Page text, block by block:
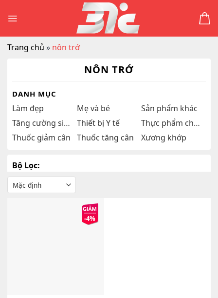
Trang chủ » nôn trớ
NÔN TRỚ
DANH MỤC
Làm đẹp Mẹ và bé
Sản phẩm khác
Tăng cường sinh lý
Thiết bị Y tế
Thực phẩm chức năng
Thuốc giảm cân
Thuốc tăng cân Xương khớp
Bộ Lọc:
-4%